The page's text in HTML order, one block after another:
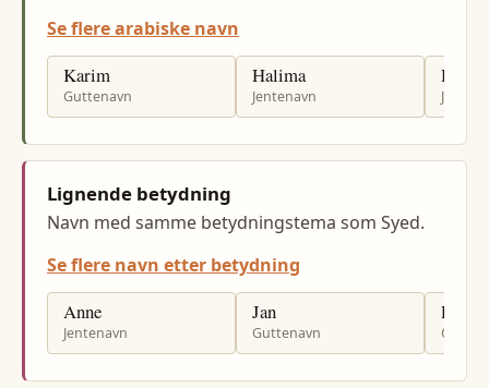
Se flere arabiske navn
Karim
Guttenavn
Halima
Jentenavn
Hanan
Lignende betydning
Navn med samme betydningstema som Syed.
Se flere navn etter betydning
Anne
Jentenavn
Jan
Guttenavn
Per